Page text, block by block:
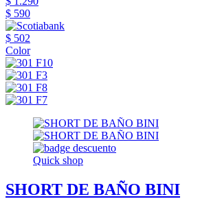
$ 590
$ 502
Color
Quick shop
SHORT DE BAÑO BINI